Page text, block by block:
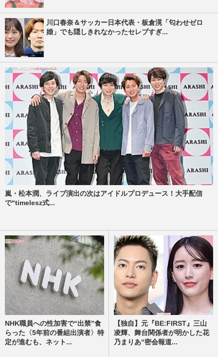
川口春奈＆サッカー日本代表・板倉滉「匂わせゼロ
婚」でも隠しきれなかったセレブすぎ...
嵐・松本潤、ライブ演出の次はアイドルプロデュース！大手配信
で“timelesz式...
NHK職員への性加害で“出禁”食
らった〈5年前の番組出演者〉特
定が進むも、ネット...
【独自】元『BE:FIRST』三山
凌輝、舞台関係者が明かした花
乃まりあ“密会報道...